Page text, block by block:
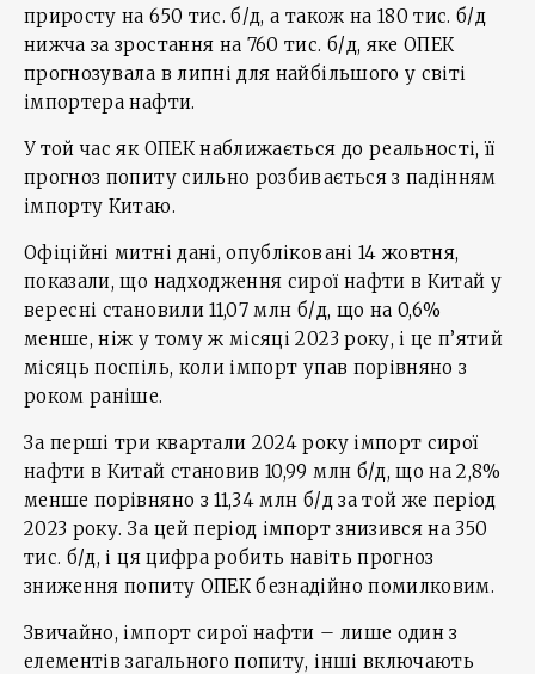
приросту на 650 тис. б/д, а також на 180 тис. б/д
нижча за зростання на 760 тис. б/д, яке ОПЕК
прогнозувала в липні для найбільшого у світі
імпортера нафти.
У той час як ОПЕК наближається до реальності, її
прогноз попиту сильно розбивається з падінням
імпорту Китаю.
Офіційні митні дані, опубліковані 14 жовтня,
показали, що надходження сирої нафти в Китай у
вересні становили 11,07 млн б/д, що на 0,6%
менше, ніж у тому ж місяці 2023 року, і це п’ятий
місяць поспіль, коли імпорт упав порівняно з
роком раніше.
За перші три квартали 2024 року імпорт сирої
нафти в Китай становив 10,99 млн б/д, що на 2,8%
менше порівняно з 11,34 млн б/д за той же період
2023 року. За цей період імпорт знизився на 350
тис. б/д, і ця цифра робить навіть прогноз
зниження попиту ОПЕК безнадійно помилковим.
Звичайно, імпорт сирої нафти – лише один з
елементів загального попиту, інші включають